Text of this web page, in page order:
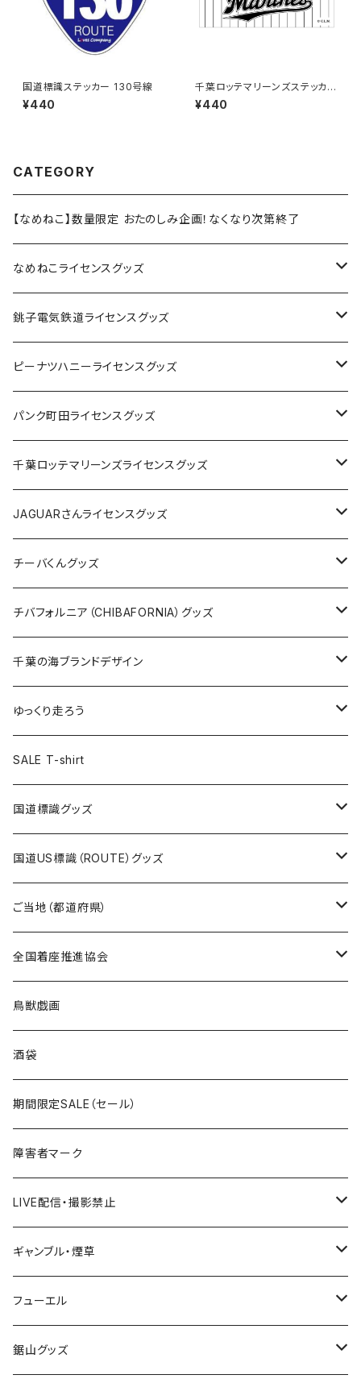
国道標識ステッカー 130号線
¥440
千葉ロッテマリーンズステッカー
9
¥440
CATEGORY
【なめねこ】数量限定 おたのしみ企画！なくなり次第終了
なめねこライセンスグッズ
Tシャツ
キャップ
ステッカー
缶バッジ
ホテルキーホルダー
銚子電気鉄道ライセンスグッズ
ステッカー
缶バッジ
アクリルキーホルダー
ホテルキーホルダー
クリアファイル
Tシャツ
キャップ
トートバッグ
ランチバッグ
エコバッグ
ピーナツハニーライセンスグッズ
Tシャツ
キャップ
バッグ
ステッカー
缶バッジ
キーホルダー
クリアファイル
パンク町田ライセンスグッズ
Tシャツ
キャップ
バッグ
ステッカー
缶バッジ
キーホルダー
クリアファイル
千葉ロッテマリーンズライセンスグッズ
ステッカー
ステッカー
ステッカー大
缶バッジ
缶バッジ32mm
缶バッジ54mm
エコバッグ
JAGUARさんコラボグッズ
Tシャツ
ステッカー
サコッシュ
ホテルキーホルダー
モーテルキーホルダー
トートバッグ
JAGUARさんライセンスグッズ
Tシャツ
ステッカー
缶バッジ
クリアファイル
マスク
エコバッグ
千葉ロッテマリーンズコラボ
チーバくんグッズ
Tシャツ
キャップ
エコバッグ
ステッカー
モーテルキーホルダー
ホテルキーホルダー
トートバッグ
チバフォルニア（CHIBAFORNIA）グッズ
Tシャツ
キャップ
ステッカー
ホテルキーホルダー
千葉の海ブランドデザイン
Tシャツ
キャップ
ステッカー
ゆっくり走ろう
Tシャツ
ステッカー
ホテルキーホルダー
SALE T-shirt
国道標識グッズ
ステッカー
国道0～99号線
国道100～199号線
国道600～699号線
国道700～799号線
Tシャツ
キャップ
国道US標識（ROUTE）グッズ
ステッカー
ROUTE 0～99号線
ROUTE100～199号線
ROUTE600～699号線
ROUTE700～799号線
Tシャツ
ROUTE 0～99号線
ROUTE 100～199号線
ROUTE 600～699号線
ROUTE 700～799号線
キャップ
ROUTE 0～99号線
ROUTE 100～199号線
ROUTE 600～699号線
ROUTE 700～799号線
ご当地（都道府県）
北海道
青森県
岩手県
宮城県
秋田県
Tシャツ
ステッカー
山形県
福島県
茨城県
栃木県
全国着座推進協会
ステッカー
鳥獣戯画
酒袋
期間限定SALE（セール）
障害者マーク
LIVE配信・撮影禁止
LIVE配信禁止
撮影禁止
ギャンブル・煙草
ホテルキーホルダー
たばこ・禁煙ステッカー
フューエル
ステッカー
鋸山グッズ